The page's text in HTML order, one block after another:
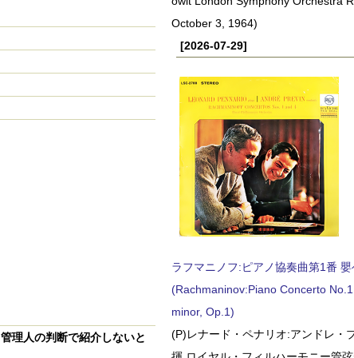
管理人の判断で紹介しないと
October 3, 1964)
[2026-07-29]
ラフマニノフ:ピアノ協奏曲第1番
(Rachmaninov:Piano Concerto
minor, Op.1)
(P)レナード・ペナリオ:アンドレ・